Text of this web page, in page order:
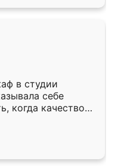
в студии
себе
когда качеством
кухня уже почти